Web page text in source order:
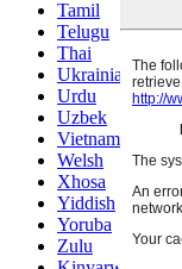
Tamil
Telugu
Thai
Ukrainian
Urdu
Uzbek
Vietnamese
Welsh
Xhosa
Yiddish
Yoruba
Zulu